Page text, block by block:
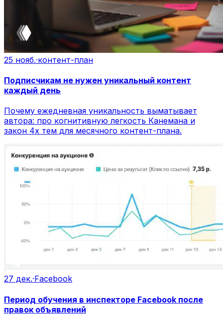
25 нояб.·контент-план
Подписчикам не нужен уникальный контент
каждый день
Почему ежедневная уникальность выматывает
автора: про когнитивную легкость Канемана и
закон 4х тем для месячного контент-плана.
27 дек.·Facebook
Период обучения в инспекторе Facebook после
правок объявлений